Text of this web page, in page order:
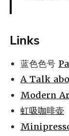
Links
蓝色色号
A Talk
Modern
虹吸咖啡壶